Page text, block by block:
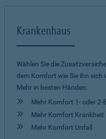
Krankenhaus
Wählen Sie die
dem Komfort wie Sie ihn sich
Mehr in besten Händen.
Mehr Komfort 1- oder 2-
Mehr Komfort Krankheit
Mehr Komfort Unfall